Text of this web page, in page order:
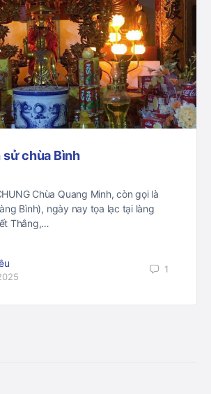
chùa Bình
Chùa Quang Minh, còn gọi là
Bình), ngày nay tọa lạc tại làng
Thắng,…
1